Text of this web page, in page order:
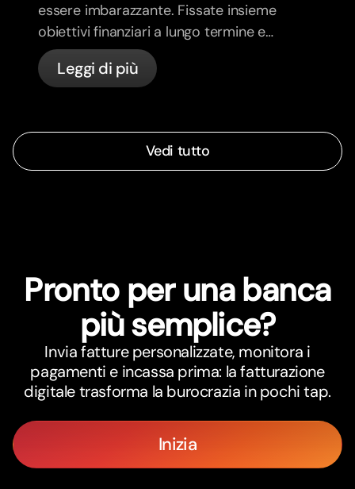
essere imbarazzante. Fissate insieme
obiettivi finanziari a lungo termine e
sentitevi più allineati.
Leggi di più
Vedi tutto
Pronto per una banca
più semplice?
Invia fatture personalizzate, monitora i
pagamenti e incassa prima: la fatturazione
digitale trasforma la burocrazia in pochi tap.
Inizia